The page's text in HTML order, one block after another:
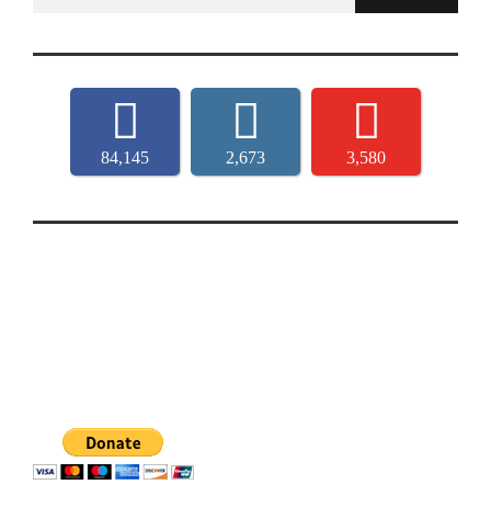
84,145 2,673 3,580